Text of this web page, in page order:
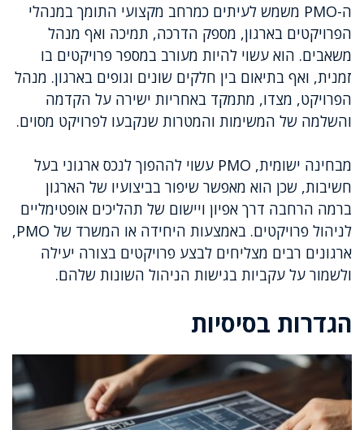
ה-PMO משמש לעיתים כמרחב מקצועי התומך במנהלי
הפרויקטים בארגון, מספק הדרכה, תמיכה ואף מנהל
משאבים. הוא עשוי להיות מעורב במספר פרויקטים בו
זמנית, ואף בתיאום בין חלקים שונים וגופים בארגון. מנהל
הפרויקט, מצדו, מתמקד באחריות ישירה על הקדמה
והשלמה של המשימות והמטרות שנקבעו לפרויקט מסוים.
מבחינה ישומית, PMO עשוי לההפוך לנכס ארגוני בעל
חשיבות, שכן הוא מאפשר שיפור בביצועיו של הארגון
ברמה הרחבה דרך אפיון ויישום של תהליכים אופטימליים
לניהול פרויקטים. באמצעות היחידה או המשרד של PMO,
ארגונים רבים מצליחים לבצע פרויקטים בצורה יעילה
ולשמור על עקביות בגישות הניהול השונות שלהם.
הגדרות בסיסיות